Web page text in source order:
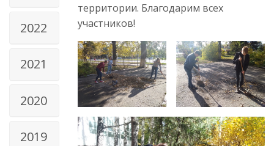
2022
2021
2020
2019
территории. Благодарим всех
участников!